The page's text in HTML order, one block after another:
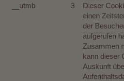
__utmb 3
Dieser
einen
der
aufgerufen
Zusammen
kann dieser
Auskunft